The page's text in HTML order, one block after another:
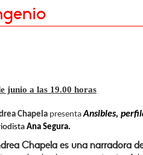
junio a las 19.00 horas
Chapela presentaAnsibles,
Ana Segura.
Chapela es una narradora